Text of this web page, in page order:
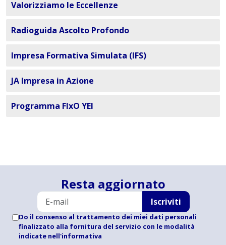
Valorizziamo le Eccellenze
Radioguida Ascolto Profondo
Impresa Formativa Simulata (IFS)
JA Impresa in Azione
Programma FIxO YEI
Resta aggiornato
Iscriviti
Do il consenso al trattamento dei miei dati personali
finalizzato alla fornitura del servizio con le modalità
indicate nell'informativa